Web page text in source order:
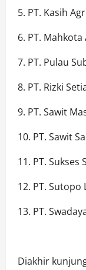
5. PT. Kasih
6. PT.
7. PT. Pulau
8. PT. Rizki
9. PT. Sawit
10. PT. Sawit
11. PT. Sukses
12. PT. Sutopo
13. PT.
Diakhir